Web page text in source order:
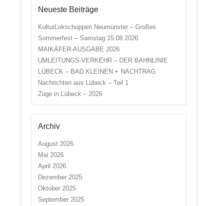
Neueste Beiträge
KulturLokschuppen Neumünster – Großes
Sommerfest – Samstag 15.08.2026
MAIKÄFER-AUSGABE 2026
UMLEITUNGS-VERKEHR – DER BAHNLINIE
LÜBECK – BAD KLEINEN + NACHTRAG
Nachrichten aus Lübeck – Teil 1
Züge in Lübeck – 2026
Archiv
August 2026
Mai 2026
April 2026
Dezember 2025
Oktober 2025
September 2025